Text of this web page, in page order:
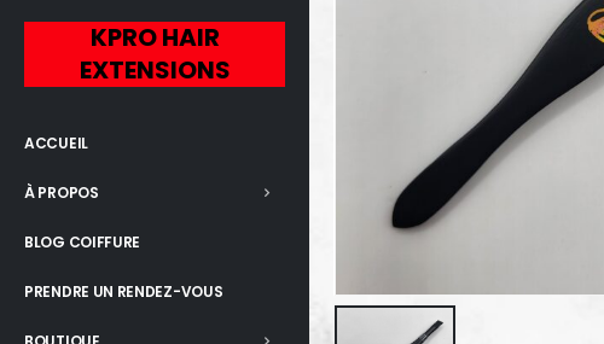
KPRO HAIR
EXTENSIONS
ACCUEIL
À PROPOS
BLOG COIFFURE
PRENDRE UN RENDEZ-VOUS